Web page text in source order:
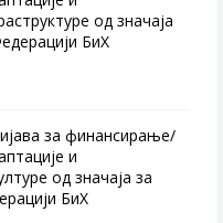
од значаја
БиХ
за финансирање/
и
од значаја за
БиХ